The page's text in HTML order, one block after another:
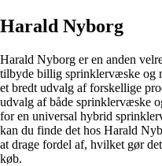
Harald Nyborg
Harald Nyborg er en anden
tilbyde billig sprinklervæske og
et bredt udvalg af forskellige
udvalg af både sprinklervæske
for en universal hybrid
kan du finde det hos Harald
at drage fordel af, hvilket gør
køb.